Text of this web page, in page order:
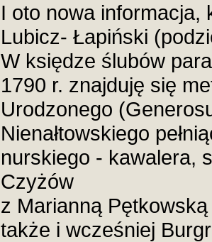
I oto nowa informacja,
Lubicz- Łapiński
W księdze ślubów
1790 r. znajduję się
Urodzonego
Nienałtowskiego
nurskiego - kawalera,
Czyżów
z Marianną
także i wcześniej